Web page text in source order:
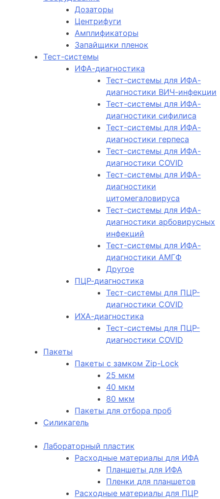
Дозаторы
Центрифуги
Амплификаторы
Запайщики пленок
Тест-системы
ИФА-диагностика
Тест-системы для ИФА-
диагностики ВИЧ-инфекции
Тест-системы для ИФА-
диагностики сифилиса
Тест-системы для ИФА-
диагностики герпеса
Тест-системы для ИФА-
диагностики COVID
Тест-системы для ИФА-
диагностики
цитомегаловируса
Тест-системы для ИФА-
диагностики арбовирусных
инфекций
Тест-системы для ИФА-
диагностики АМГФ
Другое
ПЦР-диагностика
Тест-системы для ПЦР-
диагностики COVID
ИХА-диагностика
Тест-системы для ПЦР-
диагностики COVID
Пакеты
Пакеты с замком Zip-Lock
25 мкм
40 мкм
80 мкм
Пакеты для отбора проб
Силикагель
Лабораторный пластик
Расходные материалы для ИФА
Планшеты для ИФА
Пленки для планшетов
Расходные материалы для ПЦР